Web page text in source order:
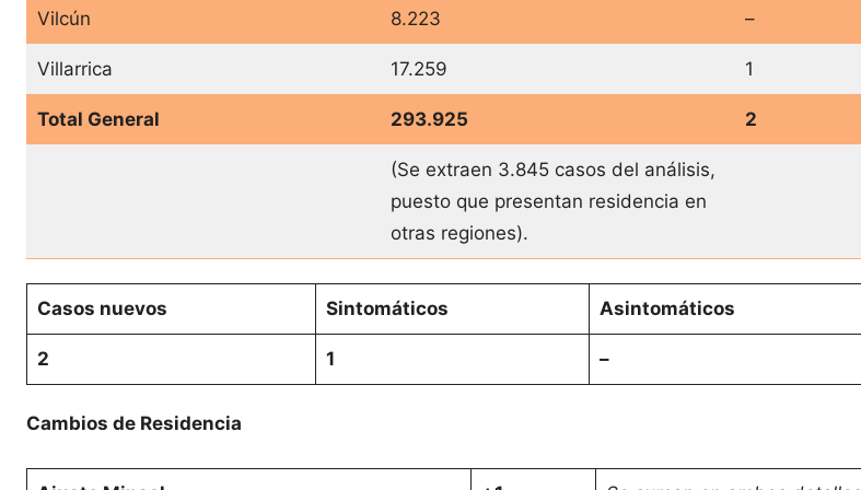
Vilcún 8.223 –
Villarrica 17.259 1
Total General 293.925 2
(Se extraen 3.845 casos del análisis,
puesto que presentan residencia en
otras regiones).
Casos nuevos Sintomáticos Asintomáticos
2 1 –
Cambios de Residencia